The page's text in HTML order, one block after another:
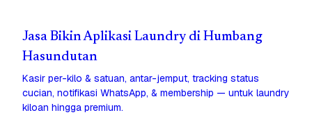
Jasa Bikin Aplikasi Laundry di Humbang
Hasundutan
Kasir per-kilo & satuan, antar-jemput, tracking status
cucian, notifikasi WhatsApp, & membership — untuk laundry
kiloan hingga premium.